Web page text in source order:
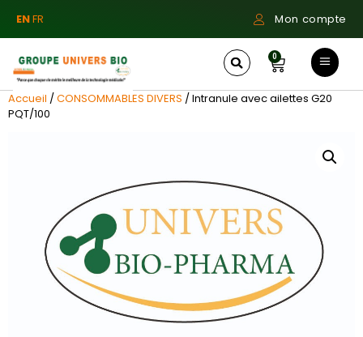
ENFR Mon compte
0
Accueil /CONSOMMABLES DIVERS / Intranule avec ailettes G20
PQT/100